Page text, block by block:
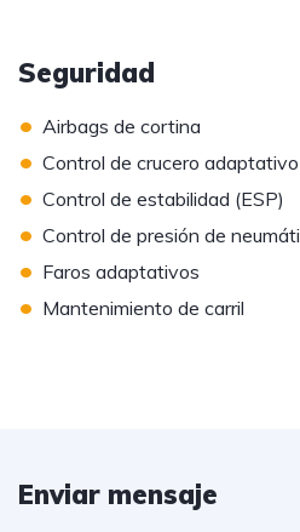
Seguridad
• Airbags de cortina
• Control de crucero adaptativo
• Control de estabilidad (ESP)
• Control de presión de
• Faros adaptativos
• Mantenimiento de carril
Enviar mensaje